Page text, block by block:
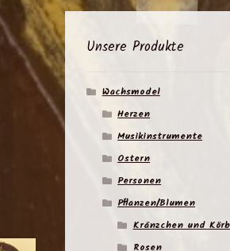
Unsere Produkte
Wachsmodel
Herzen
Musikinstrumente
Ostern
Personen
Pflanzen/Blumen
Kränzchen und
Rosen